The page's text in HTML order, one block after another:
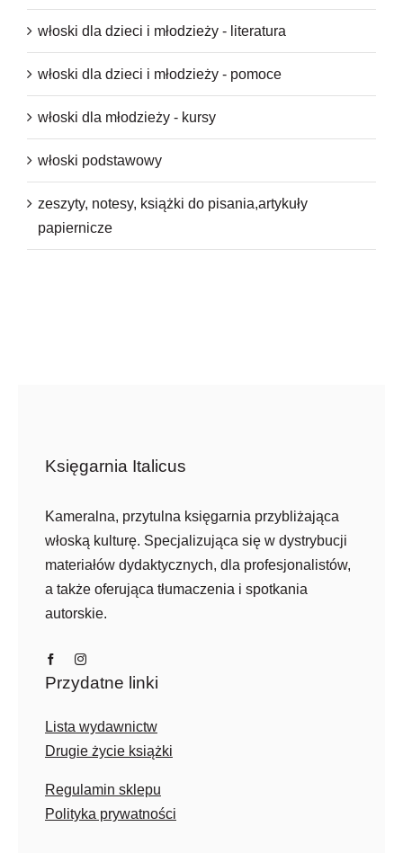
włoski dla dzieci i młodzieży - literatura
włoski dla dzieci i młodzieży - pomoce
włoski dla młodzieży - kursy
włoski podstawowy
zeszyty, notesy, książki do pisania,artykuły
papiernicze
Księgarnia Italicus
Kameralna, przytulna księgarnia przybliżająca
włoską kulturę. Specjalizująca się w dystrybucji
materiałów dydaktycznych, dla profesjonalistów,
a także oferująca tłumaczenia i spotkania
autorskie.
Przydatne linki
Lista wydawnictw
Drugie życie książki
Regulamin sklepu
Polityka prywatności